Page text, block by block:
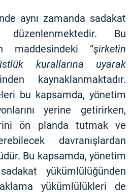
aynı zamanda sadakat
Bu
maddesindeki “şirketin
kurallarına uyarak
kaynaklanmaktadır.
bu kapsamda, yönetim
yerine getirirken,
ön planda tutmak ve
davranışlardan
Bu kapsamda, yönetim
yükümlülüğünden
yükümlülükleri de